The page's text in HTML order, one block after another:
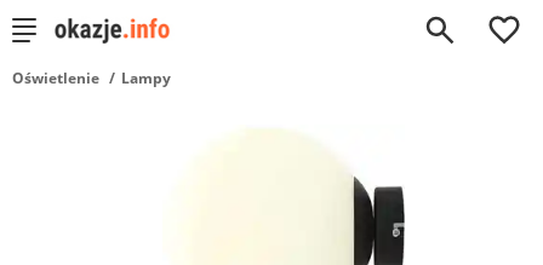
0
Oświetlenie Lampy